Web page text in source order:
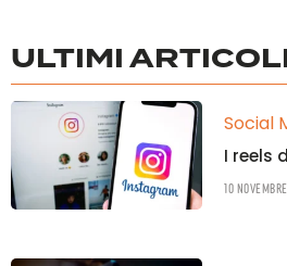
ULTIMI
Social
I reels
10